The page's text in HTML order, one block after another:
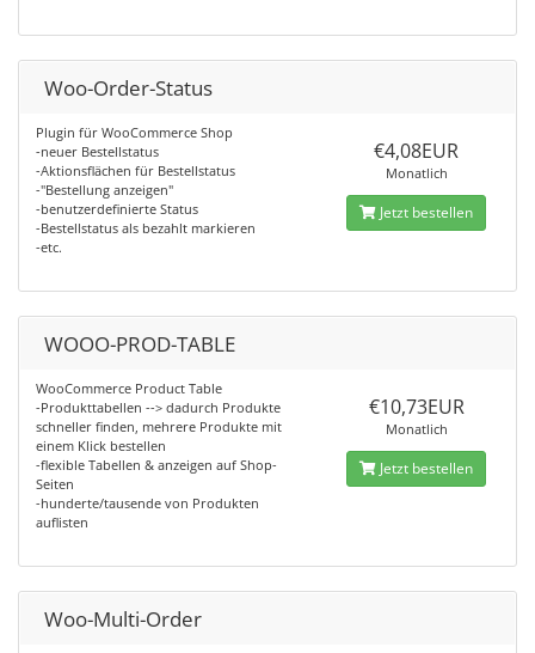
Woo-Order-Status
Plugin für WooCommerce Shop
-neuer Bestellstatus
-Aktionsflächen für Bestellstatus
-"Bestellung anzeigen"
-benutzerdefinierte Status
-Bestellstatus als bezahlt markieren
-etc.
€4,08EUR
Monatlich
Jetzt bestellen
WOOO-PROD-TABLE
WooCommerce Product Table
-Produkttabellen --> dadurch Produkte
schneller finden, mehrere Produkte mit
einem Klick bestellen
-flexible Tabellen & anzeigen auf Shop-
Seiten
-hunderte/tausende von Produkten
auflisten
€10,73EUR
Monatlich
Jetzt bestellen
Woo-Multi-Order